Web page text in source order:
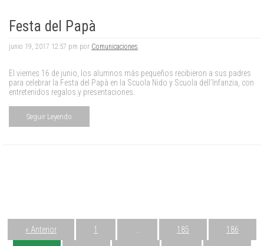
Festa del Papà
junio 19, 2017 12:57 pm por Comunicaciones.
El viernes 16 de junio, los alumnos más pequeños recibieron a sus padres
para celebrar la Festa del Papà en la Scuola Nido y Scuola dell’Infanzia, con
entretenidos regalos y presentaciones.
Seguir Leyendo
« Anterior 1 185 186